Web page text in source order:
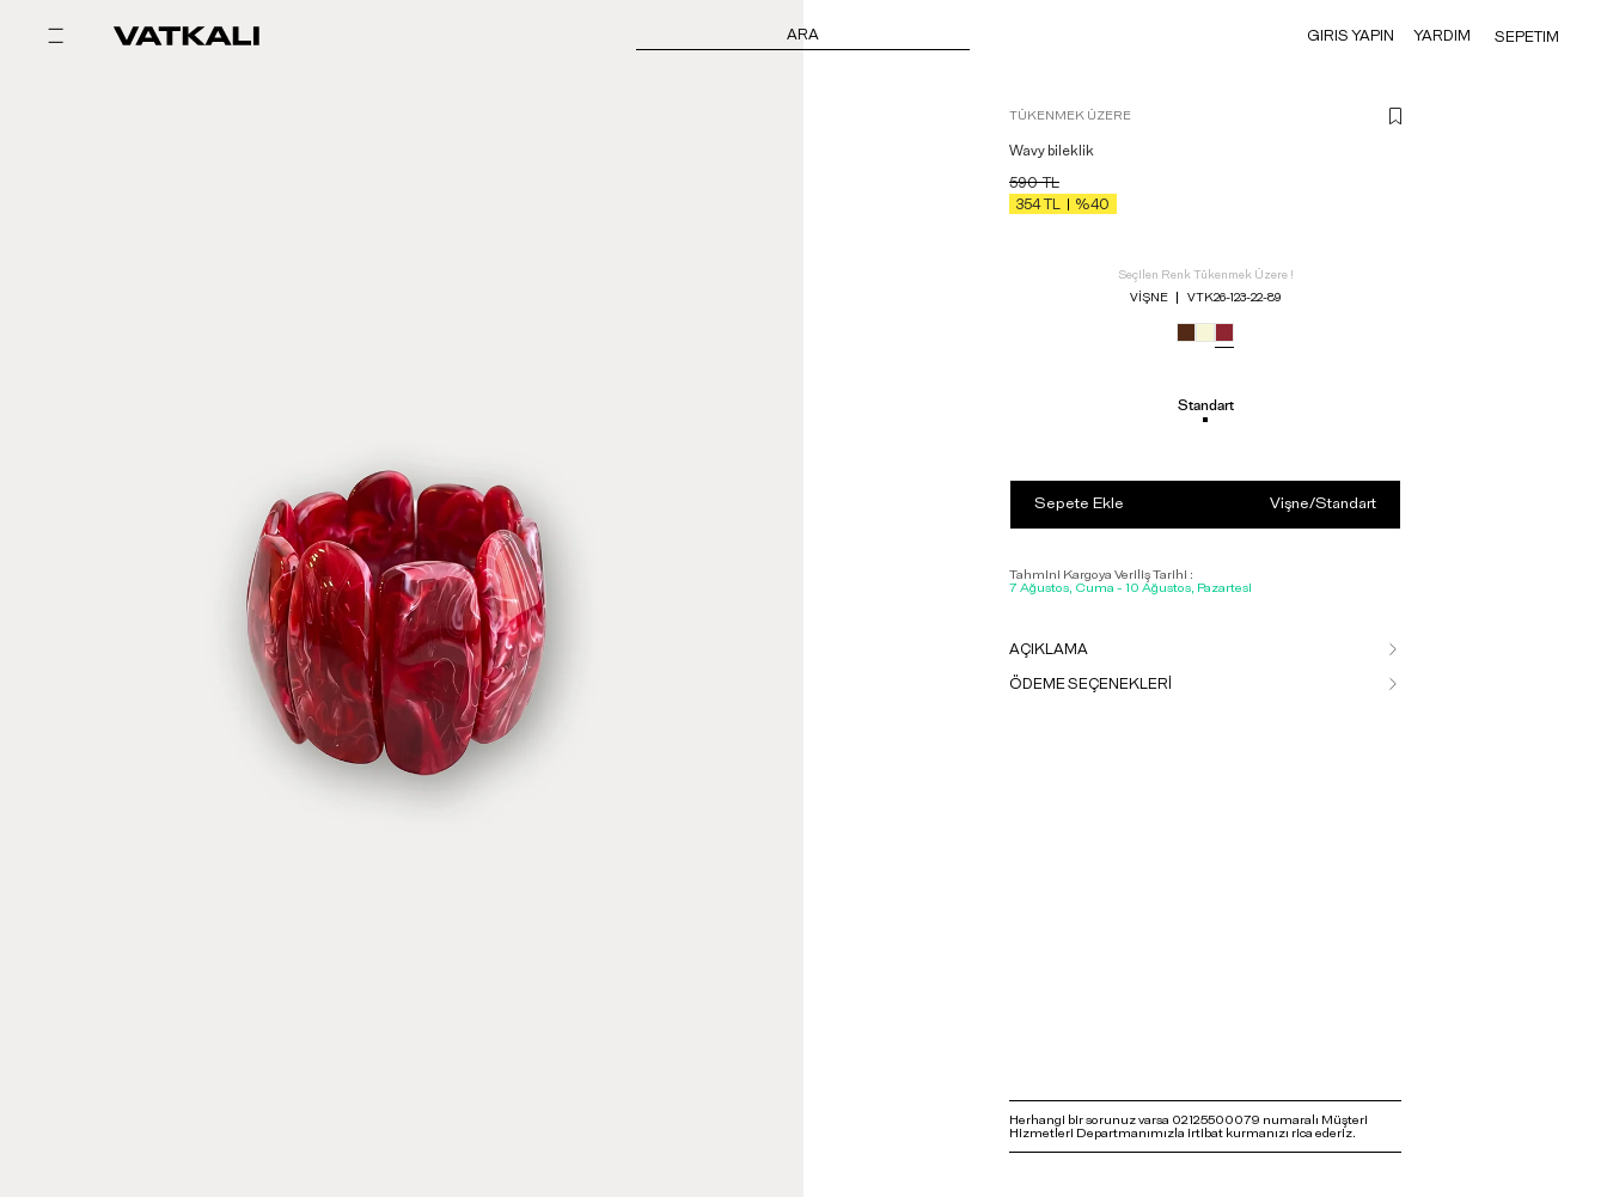
ARA GIRIS YAPIN YARDIM SEPETIM
TÜKENMEK ÜZERE
Wavy bileklik
590TL
354 TL %40
Seçilen Renk Tükenmek Üzere !
VIŞNE
VTK26-123-22-89
Standart
Sepete Ekle Vişne/Standart
Tahmini Kargoya Veriliş Tarihi :
7 Ağustos, Cuma - 10 Ağustos, Pazartesi
AÇIKLAMA
ÖDEME SEÇENEKLERİ
Herhangi bir sorunuz varsa 02125500079 numaralı Müşteri
Hizmetleri Departmanımızla irtibat kurmanızı rica ederiz.